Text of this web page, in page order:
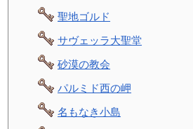
聖地ゴルド
サヴェッラ大聖堂
砂漠の教会
パルミド西の岬
名もなき小島